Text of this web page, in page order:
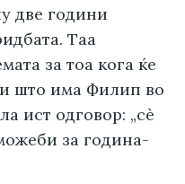
две години
Таа
за тоа кога ќе
што има Филип во
ист одговор: „сè
за година-